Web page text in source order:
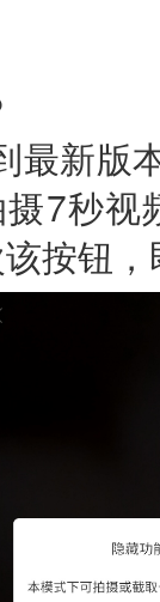
新版
7秒
按钮